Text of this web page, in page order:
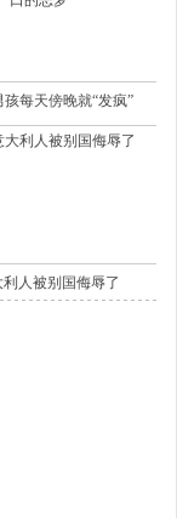
每天傍晚就“发疯”
人被别国侮辱了